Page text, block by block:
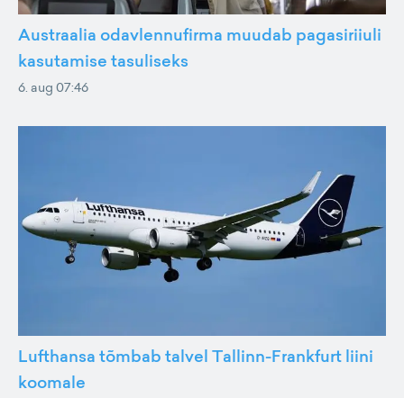
Austraalia odavlennufirma muudab pagasiriiuli
kasutamise tasuliseks
6. aug 07:46
Lufthansa tõmbab talvel Tallinn-Frankfurt liini
koomale